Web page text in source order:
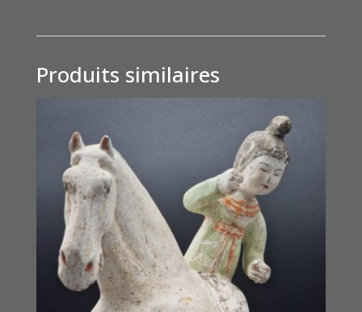
Produits similaires